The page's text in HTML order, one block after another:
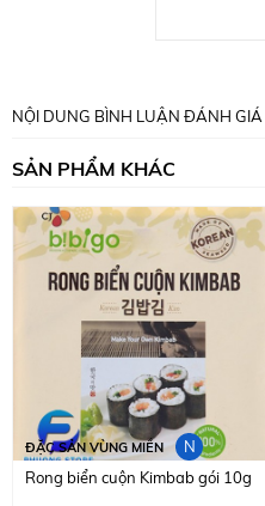
NỘI DUNG BÌNH LUẬN ĐÁNH GIÁ
SẢN PHẨM KHÁC
ĐẶC SẢN VÙNG MIỀN
N
Rong biển cuộn Kimbab gói 10g